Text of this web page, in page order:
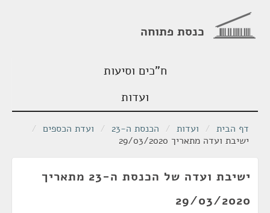
כנסת פתוחה
ח"כים וסיעות
ועדות
דף הבית / ועדות / הכנסת ה-23 / ועדת הכספים /
ישיבת ועדה מתאריך 29/03/2020
ישיבת ועדה של הכנסת ה-23 מתאריך
29/03/2020